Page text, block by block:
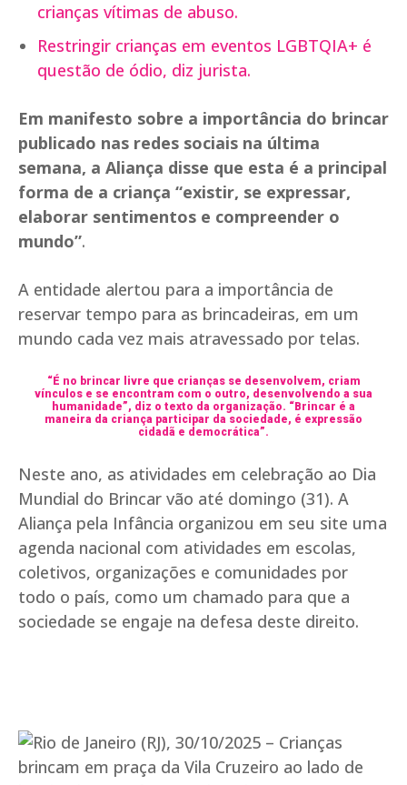
crianças vítimas de abuso.
Restringir crianças em eventos LGBTQIA+ é
questão de ódio, diz jurista.
Em manifesto sobre a importância do brincar
publicado nas redes sociais na última
semana, a Aliança disse que esta é a principal
forma de a criança “existir, se expressar,
elaborar sentimentos e compreender o
mundo”.
A entidade alertou para a importância de
reservar tempo para as brincadeiras, em um
mundo cada vez mais atravessado por telas.
“É no brincar livre que crianças se desenvolvem, criam
vínculos e se encontram com o outro, desenvolvendo a sua
humanidade”, diz o texto da organização. “Brincar é a
maneira da criança participar da sociedade, é expressão
cidadã e democrática”.
Neste ano, as atividades em celebração ao Dia
Mundial do Brincar vão até domingo (31). A
Aliança pela Infância organizou em seu site uma
agenda nacional com atividades em escolas,
coletivos, organizações e comunidades por
todo o país, como um chamado para que a
sociedade se engaje na defesa deste direito.